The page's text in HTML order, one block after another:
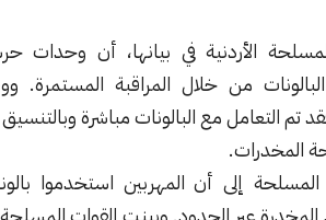
في بيانها، أن وحدات حرس الحدود
المراقبة المستمرة. ووفقاً للقوات
مع البالونات مباشرة وبالتنسيق مع الأجهزة
أن المهربين استخدموا بالونات موجهة